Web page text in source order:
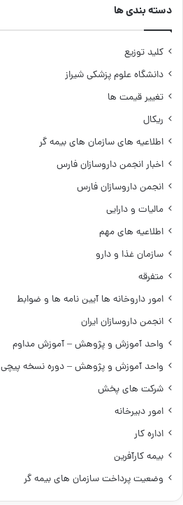
دسته بندی ها
کلید توزیع
دانشگاه علوم پزشکی شیراز
تغییر قیمت ها
ریکال
اطلاعیه های سازمان های بیمه گر
اخبار انجمن داروسازان فارس
انجمن داروسازان فارس
مالیات و دارایی
اطلاعیه های مهم
سازمان غذا و دارو
متفرقه
امور داروخانه ها آیین نامه ها و ضوابط
انجمن داروسازان ایران
واحد آموزش و پژوهش – آموزش مداوم
واحد آموزش و پژوهش – دوره نسخه پیچی
شرکت های پخش
امور دبیرخانه
اداره کار
بیمه کارآفرین
وضعیت پرداخت سازمان های بیمه گر